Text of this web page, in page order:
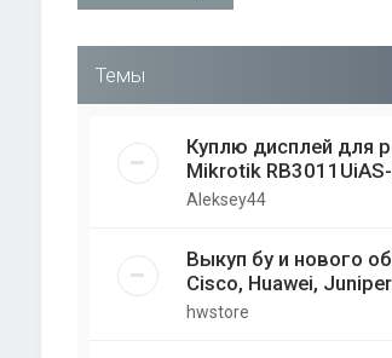
Темы
Куплю дисплей для
Mikrotik
Aleksey44
Выкуп бу и нового
Cisco, Huawei, Juniper
hwstore